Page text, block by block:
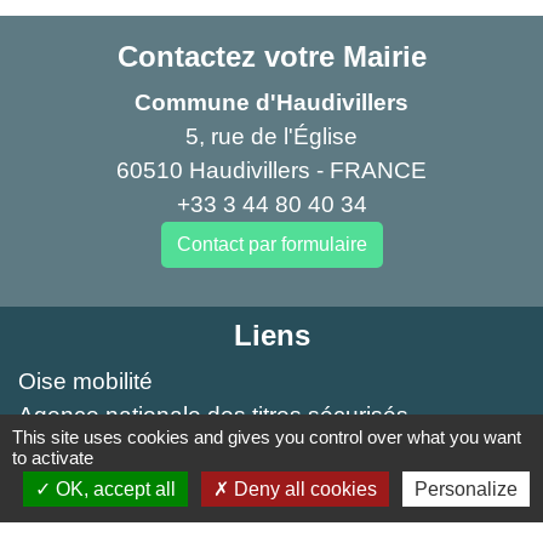
Contactez votre Mairie
Commune d'Haudivillers
5, rue de l'Église
60510 Haudivillers - FRANCE
+33 3 44 80 40 34
Contact par formulaire
Liens
Oise mobilité
Agence nationale des titres sécurisés
Service Public
Partenaires institutionnels
This site uses cookies and gives you control over what you want
to activate
OK, accept all
Deny all cookies Personalize